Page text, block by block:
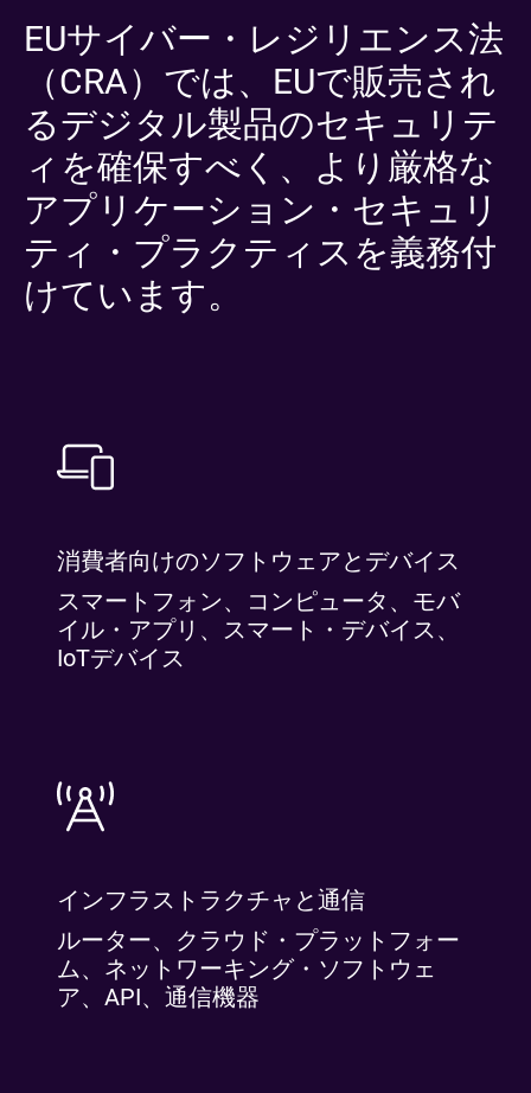
EUサイバー・レジリエンス法
（CRA）では、EUで販売され
るデジタル製品のセキュリテ
ィを確保すべく、より厳格な
アプリケーション・セキュリ
ティ・プラクティスを義務付
けています。
消費者向けのソフトウェアとデバイス
スマートフォン、コンピュータ、モバ
イル・アプリ、スマート・デバイス、
IoTデバイス
インフラストラクチャと通信
ルーター、クラウド・プラットフォー
ム、ネットワーキング・ソフトウェ
ア、API、通信機器